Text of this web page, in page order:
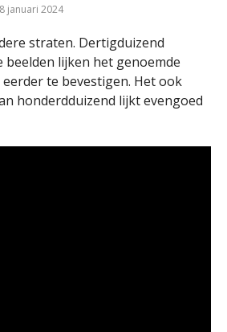
januari 2024
straten. Dertigduizend
beelden lijken het genoemde
te bevestigen. Het ook
honderdduizend lijkt evengoed